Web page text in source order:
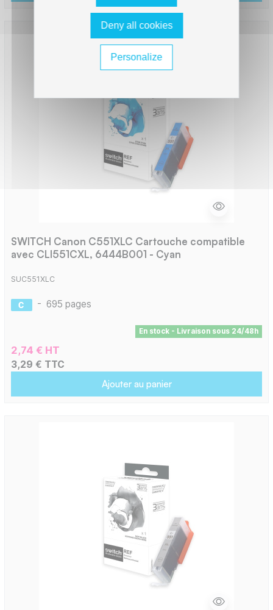
SWITCH Canon C551XLC Cartouche compatible
avec CLI551CXL, 6444B001 - Cyan
SUC551XLC
- 695 pages
En stock - Livraison sous 24/48h
2,74 € HT
3,29 € TTC
Ajouter au panier
Deny all cookies
Personalize